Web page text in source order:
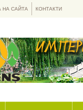
НА САЙТА КОНТАКТИ